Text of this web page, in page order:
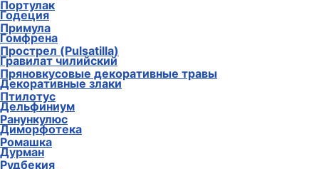
Портулак
Примула
Прострел (Pulsatilla)
Пряновкусовые декоративные травы
Птилотус
Ранункулюс
Ромашка
Рудбекия
Годеция
Гомфрена
Гравилат чилийский
Декоративные злаки
Дельфиниум
Диморфотека
Дурман